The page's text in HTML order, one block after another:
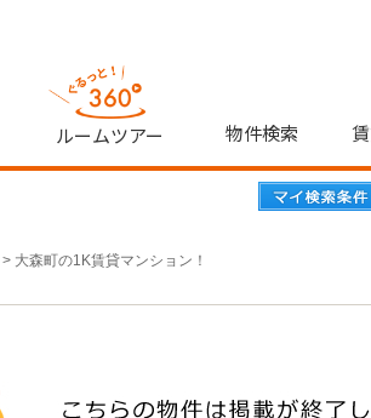
ルームツアー 物件検索
> 大森町の1K賃貸マンション！